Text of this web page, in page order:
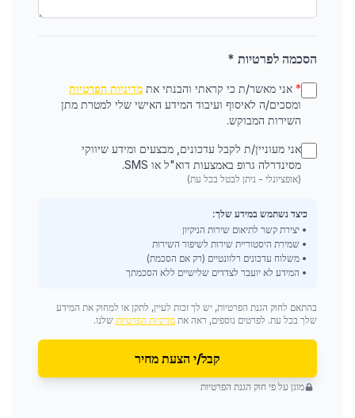
הסכמה לפרטיות *
* אני מאשר/ת כי קראתי והבנתי את מדיניות הפרטיות
ומסכים/ה לאיסוף ועיבוד המידע האישי שלי למטרת מתן
השירות המבוקש.
אני מעוניין/ת לקבל עדכונים, מבצעים ומידע שיווקי
מסינדרלה גרופ באמצעות דוא"ל או SMS.
(אופציונלי - ניתן לבטל בכל עת)
כיצד נשתמש במידע שלך:
• יצירת קשר לתיאום שירות הניקיון
• שמירת היסטוריית שירות לשיפור השירות
• משלוח עדכונים רלוונטיים (רק אם הסכמת)
• המידע לא יועבר לצדדים שלישיים ללא הסכמתך
בהתאם לחוק הגנת הפרטיות, יש לך זכות לעיין, לתקן או למחוק את המידע
שלך בכל עת. לפרטים נוספים, ראה את מדיניות הפרטיות שלנו.
קבל/י הצעת מחיר
מוגן על פי חוק הגנת הפרטיות